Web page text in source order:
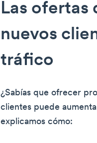
Las ofertas
nuevos
tráfico
¿Sabías que ofrecer
clientes puede
explicamos cómo: